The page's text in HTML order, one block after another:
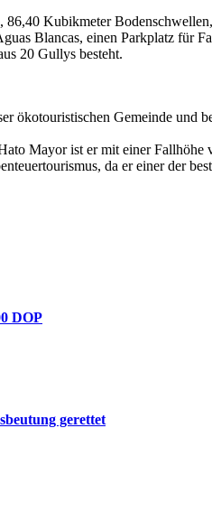
Kubikmeter
Blancas, einen Parkplatz für
20 Gullys besteht.
ökotouristischen Gemeinde
Mayor ist er mit einer
da er einer der
DOP
gerettet